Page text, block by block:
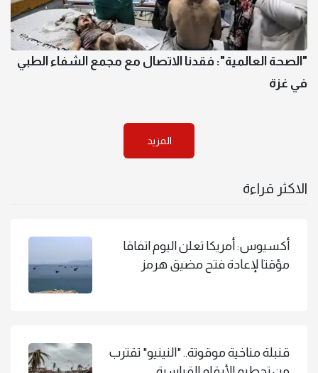
"الصحة العالمية": فقدنا الاتصال مع مجمع الشفاء الطبي
في غزة
المزيد
الاكثر قراءة
أكسيوس: أمريكا تعلن اليوم اتفاقا
مؤقتا لإعادة فتح مضيق هرمز
قنبلة مناخية موقوتة.. "النينيو" تقترب